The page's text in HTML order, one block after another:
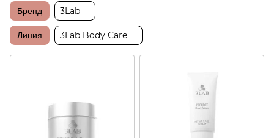
Бренд 3Lab
Линия 3Lab Body Care